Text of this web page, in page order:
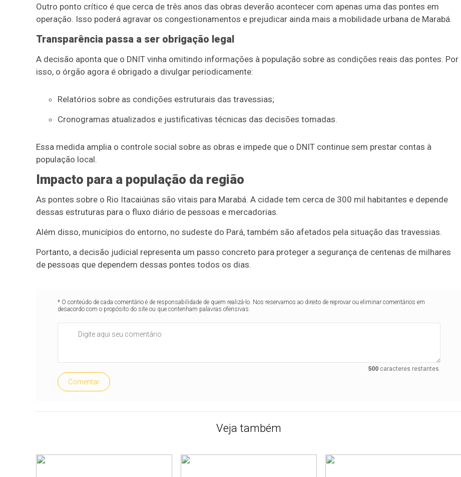
Outro ponto crítico é que cerca de três anos das obras deverão acontecer com apenas uma das pontes em
operação. Isso poderá agravar os congestionamentos e prejudicar ainda mais a mobilidade urbana de Marabá.
Transparência passa a ser obrigação legal
A decisão aponta que o DNIT vinha omitindo informações à população sobre as condições reais das pontes. Por
isso, o órgão agora é obrigado a divulgar periodicamente:
Relatórios sobre as condições estruturais das travessias;
Cronogramas atualizados e justificativas técnicas das decisões tomadas.
Essa medida amplia o controle social sobre as obras e impede que o DNIT continue sem prestar contas à
população local.
Impacto para a população da região
As pontes sobre o Rio Itacaiúnas são vitais para Marabá. A cidade tem cerca de 300 mil habitantes e depende
dessas estruturas para o fluxo diário de pessoas e mercadorias.
Além disso, municípios do entorno, no sudeste do Pará, também são afetados pela situação das travessias.
Portanto, a decisão judicial representa um passo concreto para proteger a segurança de centenas de milhares
de pessoas que dependem dessas pontes todos os dias.
* O conteúdo de cada comentário é de responsabilidade de quem realizá-lo. Nos reservamos ao direito de reprovar ou eliminar comentários em
desacordo com o propósito do site ou que contenham palavras ofensivas.
500caracteres restantes.
Comentar
Veja também